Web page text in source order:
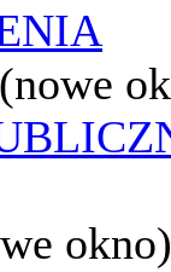
(nowe
okno)